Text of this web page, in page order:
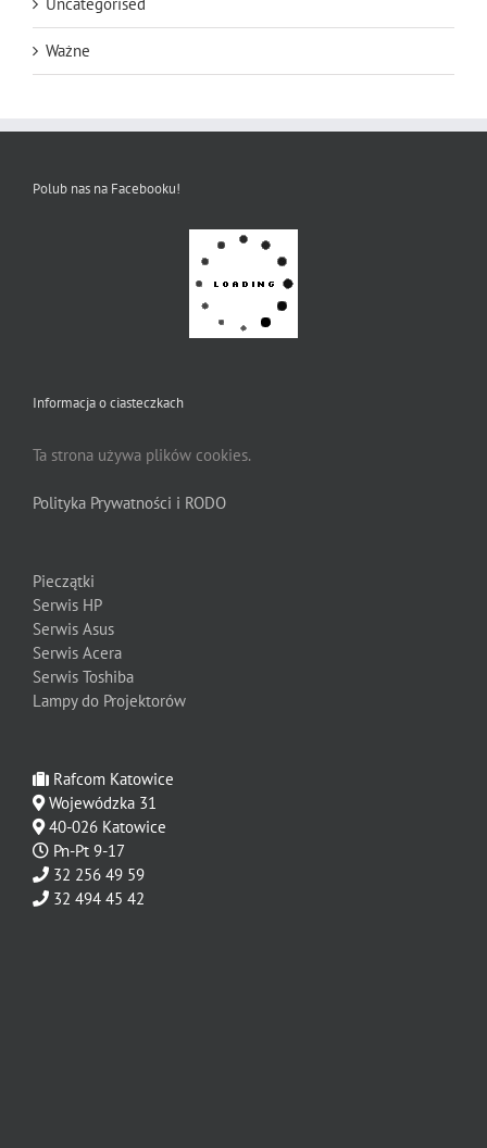
Ważne
Polub nas na Facebooku!
Informacja o ciasteczkach
Ta strona używa plików cookies.
Polityka Prywatności i RODO
Pieczątki
Serwis HP
Serwis Asus
Serwis Acera
Serwis Toshiba
Lampy do Projektorów
Rafcom Katowice
Wojewódzka 31
40-026 Katowice
Pn-Pt 9-17
32 256 49 59
32 494 45 42